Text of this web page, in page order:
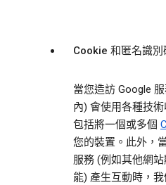
Cookie 和匿名識別
當您造訪 Google
內) 會使用各種技
包括將一個或多個
您的裝置。此外，
服務 (例如其他網
能) 產生互動時，